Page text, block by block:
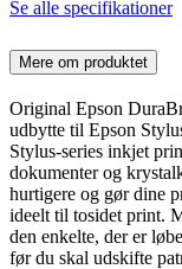
Se alle specifikationer
Mere om produktet
Original Epson
udbytte til Epson
Stylus-series inkjet
dokumenter og
hurtigere og gør dine
ideelt til tosidet print.
den enkelte, der er
før du skal udskifte